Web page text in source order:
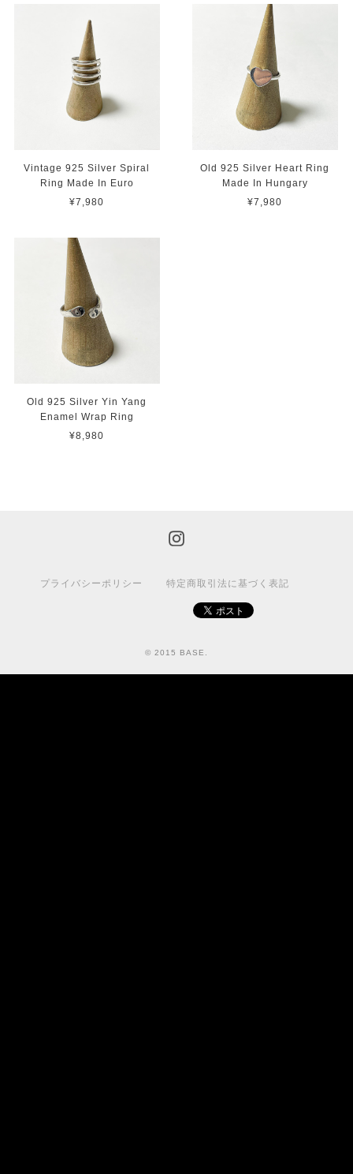
Vintage 925 Silver Spiral
Ring Made In Euro
¥7,980
Old 925 Silver Heart Ring
Made In Hungary
¥7,980
Old 925 Silver Yin Yang
Enamel Wrap Ring
¥8,980
プライバシーポリシー 特定商取引法に基づく表記
© 2015 BASE.